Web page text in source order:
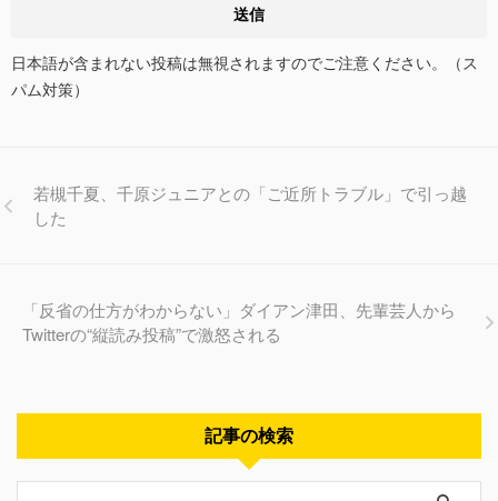
日本語が含まれない投稿は無視されますのでご注意ください。（ス
パム対策）
若槻千夏、千原ジュニアとの「ご近所トラブル」で引っ越
した
「反省の仕方がわからない」ダイアン津田、先輩芸人から
Twitterの“縦読み投稿”で激怒される
記事の検索